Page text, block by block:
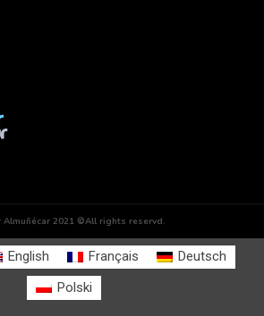
Almuñécar 2021 ©All rights reservd.
English Français
Deutsch
Polski